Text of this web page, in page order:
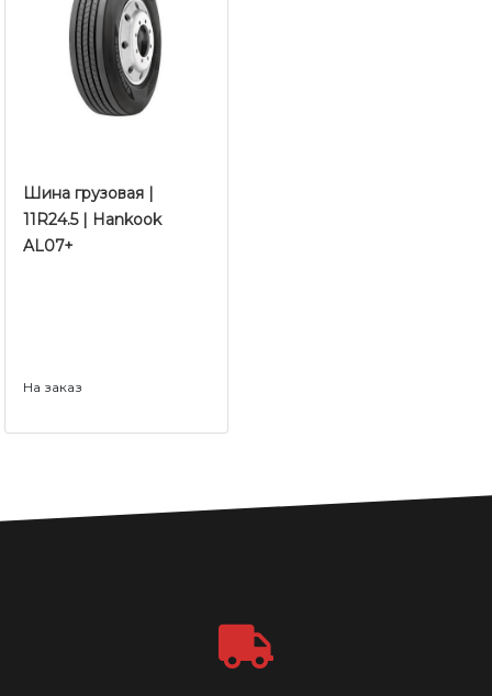
Шина грузовая |
11R24.5 | Hankook
AL07+
На заказ